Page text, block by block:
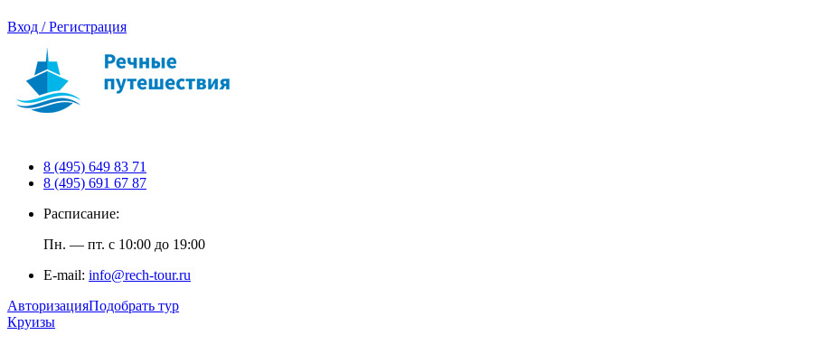
Вход / Регистрация
8 (495) 649 83 71
8 (495) 691 67 87
Расписание:
Пн. — пт. с 10:00 до 19:00
E-mail: info@rech-tour.ru
АвторизацияПодобрать тур
Круизы